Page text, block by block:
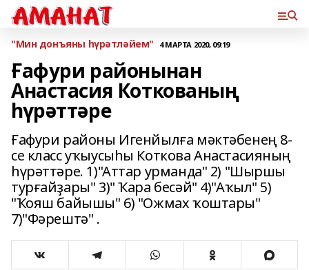
"Мин донъяны һүрәтләйем" 4 МАРТА 2020, 09:19
Ғафури районынан
Анастасия Коткованың
һүрәттәре
Ғафури районы Игенйылға мәктәбенең 8-
се класс уҡыусыһы Коткова Анастасияның
һүрәттәре. 1)"Аттар урманда" 2) "Шыршы
турғайҙары" 3)" Ҡара бесәй" 4)"Аҡыл" 5)
"Ҡояш байышы" 6) "Ожмах ҡоштары"
7)"Фәрештә" .